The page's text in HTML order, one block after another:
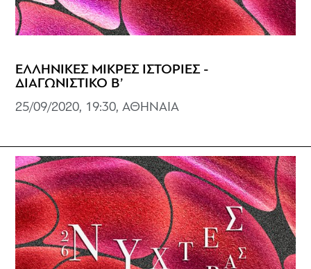
ΕΛΛΗΝΙΚΕΣ ΜΙΚΡΕΣ ΙΣΤΟΡΙΕΣ -
ΔΙΑΓΩΝΙΣΤΙΚΟ Β’
25/09/2020, 19:30, ΑΘΗΝΑΙΑ